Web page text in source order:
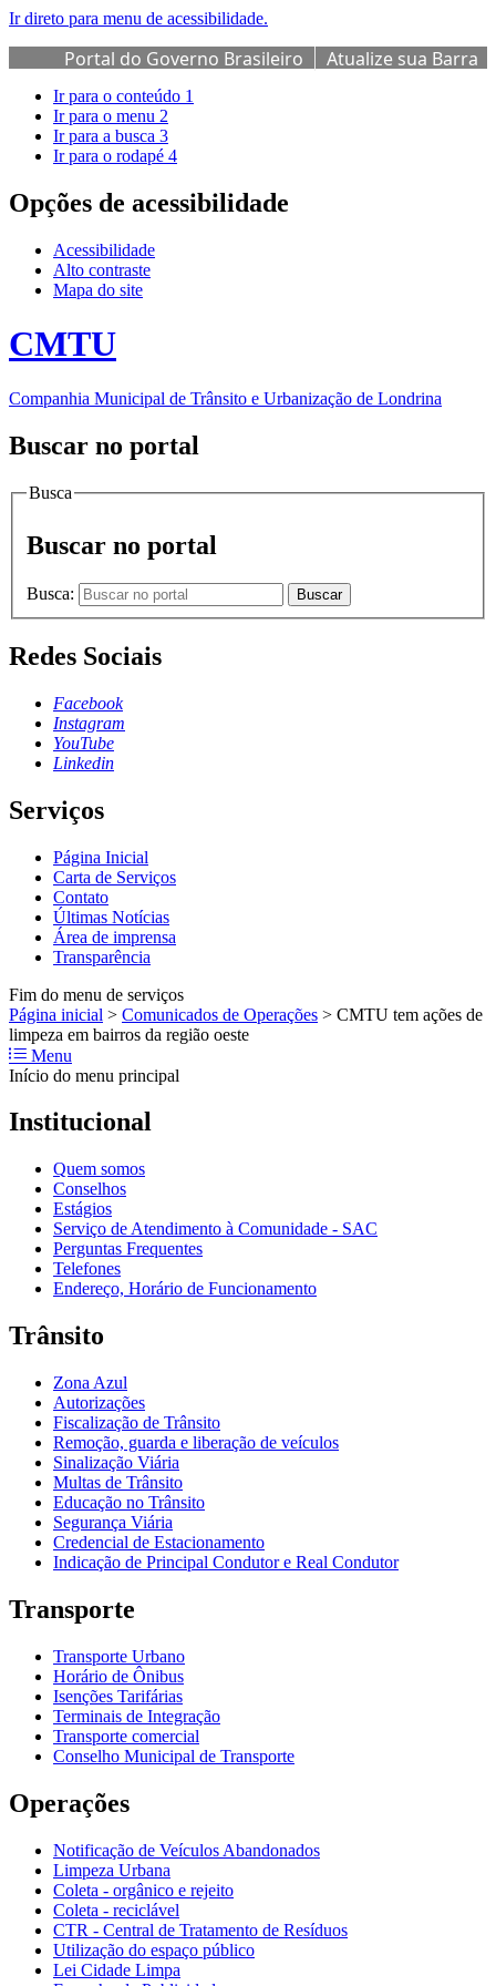
Ir direto para menu de acessibilidade.
Portal do Governo Brasileiro
Atualize sua Barra
de Governo
Ir para o conteúdo 1
Ir para o menu 2
Ir para a busca 3
Ir para o rodapé 4
Opções de acessibilidade
Acessibilidade
Alto contraste
Mapa do site
CMTU
Companhia Municipal de Trânsito e Urbanização de Londrina
Buscar no portal
Busca
Buscar no portal
Busca: Buscar
Redes Sociais
Facebook
Instagram
YouTube
Linkedin
Serviços
Página Inicial
Carta de Serviços
Contato
Últimas Notícias
Área de imprensa
Transparência
Fim do menu de serviços
Página inicial > Comunicados de Operações > CMTU tem ações de
limpeza em bairros da região oeste
Menu
Início do menu principal
Institucional
Quem somos
Conselhos
Estágios
Serviço de Atendimento à Comunidade - SAC
Perguntas Frequentes
Telefones
Endereço, Horário de Funcionamento
Trânsito
Zona Azul
Autorizações
Fiscalização de Trânsito
Remoção, guarda e liberação de veículos
Sinalização Viária
Multas de Trânsito
Educação no Trânsito
Segurança Viária
Credencial de Estacionamento
Indicação de Principal Condutor e Real Condutor
Transporte
Transporte Urbano
Horário de Ônibus
Isenções Tarifárias
Terminais de Integração
Transporte comercial
Conselho Municipal de Transporte
Operações
Notificação de Veículos Abandonados
Limpeza Urbana
Coleta - orgânico e rejeito
Coleta - reciclável
CTR - Central de Tratamento de Resíduos
Utilização do espaço público
Lei Cidade Limpa